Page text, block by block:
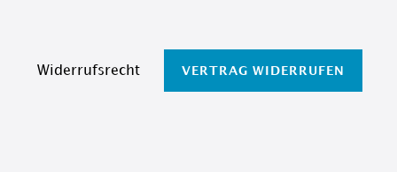
Widerrufs­recht VERTRAG WIDERRUFEN